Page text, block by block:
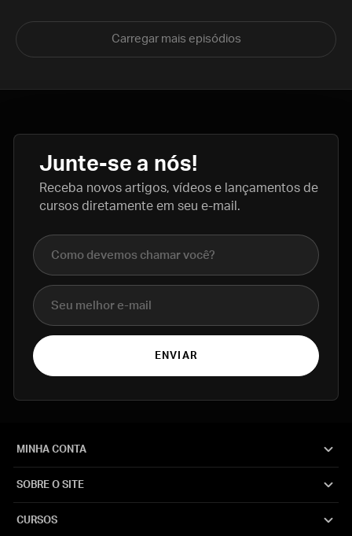
Carregar mais episódios
Junte-se a nós!
Receba novos artigos, vídeos e lançamentos de
cursos diretamente em seu e-mail.
Nome completo
E-mail
ENVIAR
MINHA CONTA
SOBRE O SITE
CURSOS